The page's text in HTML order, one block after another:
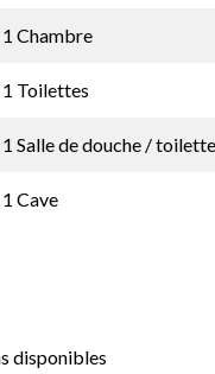
1 Chambre
1 Toilettes
1 Salle de douche /
1 Cave
disponibles